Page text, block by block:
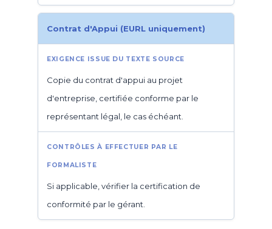
Contrat d'Appui (EURL uniquement)
Copie du contrat d'appui au projet
d'entreprise, certifiée conforme par le
représentant légal, le cas échéant.
Si applicable, vérifier la certification de
conformité par le gérant.